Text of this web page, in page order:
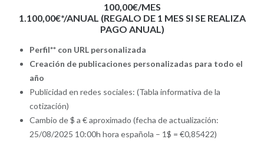
100,00€/MES
1.100,00€*/ANUAL (REGALO DE 1 MES SI SE REALIZA
PAGO ANUAL)
Perfil** con URL personalizada
Creación de publicaciones personalizadas para todo el
año
Publicidad en redes sociales: (Tabla informativa de la
cotización)
Cambio de $ a € aproximado (fecha de actualización:
25/08/2025 10:00h hora española – 1$ = €0,85422)